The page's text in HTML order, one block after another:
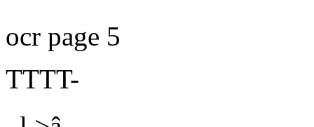
ocr page 5
TTTT-